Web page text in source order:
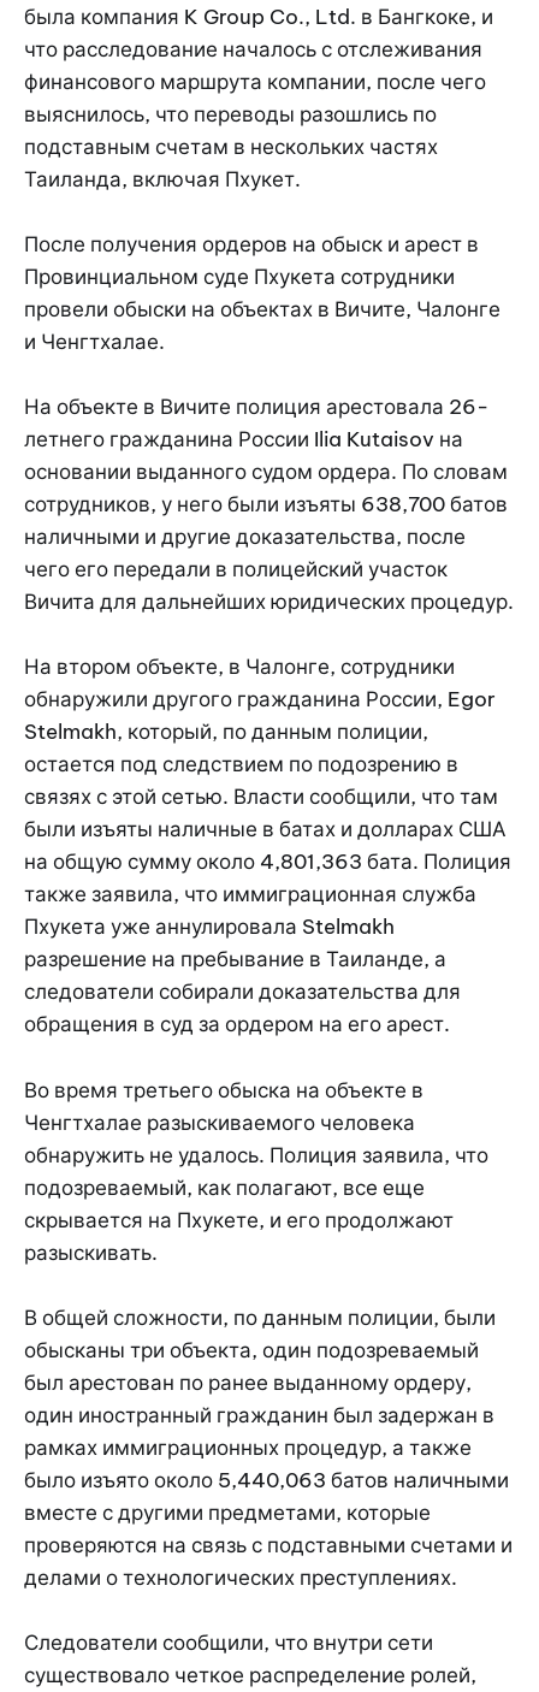
была компания K Group Co., Ltd. в Бангкоке, и
что расследование началось с отслеживания
финансового маршрута компании, после чего
выяснилось, что переводы разошлись по
подставным счетам в нескольких частях
Таиланда, включая Пхукет.
После получения ордеров на обыск и арест в
Провинциальном суде Пхукета сотрудники
провели обыски на объектах в Вичите, Чалонге
и Ченгтхалае.
На объекте в Вичите полиция арестовала 26-
летнего гражданина России Ilia Kutaisov на
основании выданного судом ордера. По словам
сотрудников, у него были изъяты 638,700 батов
наличными и другие доказательства, после
чего его передали в полицейский участок
Вичита для дальнейших юридических процедур.
На втором объекте, в Чалонге, сотрудники
обнаружили другого гражданина России, Egor
Stelmakh, который, по данным полиции,
остается под следствием по подозрению в
связях с этой сетью. Власти сообщили, что там
были изъяты наличные в батах и долларах США
на общую сумму около 4,801,363 бата. Полиция
также заявила, что иммиграционная служба
Пхукета уже аннулировала Stelmakh
разрешение на пребывание в Таиланде, а
следователи собирали доказательства для
обращения в суд за ордером на его арест.
Во время третьего обыска на объекте в
Ченгтхалае разыскиваемого человека
обнаружить не удалось. Полиция заявила, что
подозреваемый, как полагают, все еще
скрывается на Пхукете, и его продолжают
разыскивать.
В общей сложности, по данным полиции, были
обысканы три объекта, один подозреваемый
был арестован по ранее выданному ордеру,
один иностранный гражданин был задержан в
рамках иммиграционных процедур, а также
было изъято около 5,440,063 батов наличными
вместе с другими предметами, которые
проверяются на связь с подставными счетами и
делами о технологических преступлениях.
Следователи сообщили, что внутри сети
существовало четкое распределение ролей,